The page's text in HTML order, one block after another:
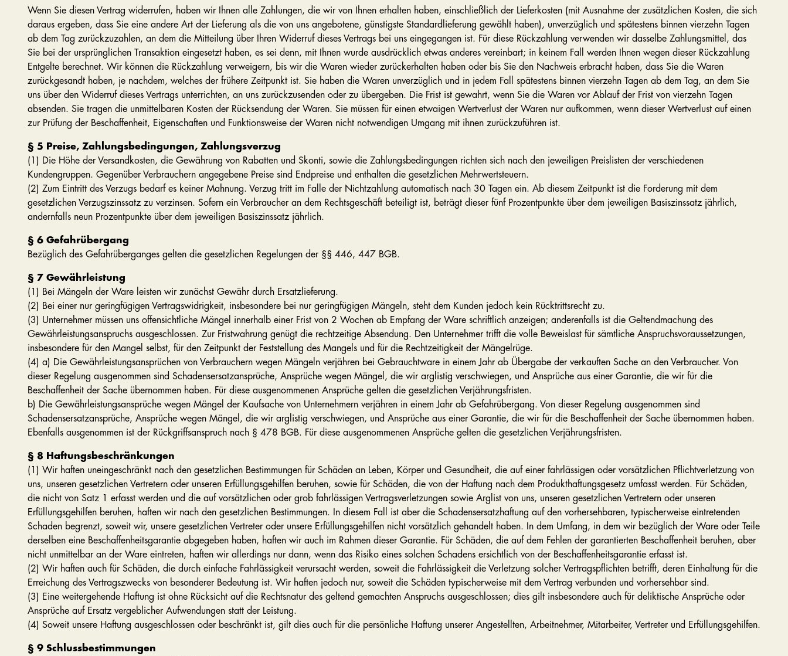
Wenn Sie diesen Vertrag widerrufen, haben wir Ihnen alle Zahlungen, die wir von Ihnen erhalten haben, einschließlich der Lieferkosten (mit Ausnahme der zusätzlichen Kosten, die sich
daraus ergeben, dass Sie eine andere Art der Lieferung als die von uns angebotene, günstigste Standardlieferung gewählt haben), unverzüglich und spätestens binnen vierzehn Tagen
ab dem Tag zurückzuzahlen, an dem die Mitteilung über Ihren Widerruf dieses Vertrags bei uns eingegangen ist. Für diese Rückzahlung verwenden wir dasselbe Zahlungsmittel, das
Sie bei der ursprünglichen Transaktion eingesetzt haben, es sei denn, mit Ihnen wurde ausdrücklich etwas anderes vereinbart; in keinem Fall werden Ihnen wegen dieser Rückzahlung
Entgelte berechnet. Wir können die Rückzahlung verweigern, bis wir die Waren wieder zurückerhalten haben oder bis Sie den Nachweis erbracht haben, dass Sie die Waren
zurückgesandt haben, je nachdem, welches der frühere Zeitpunkt ist. Sie haben die Waren unverzüglich und in jedem Fall spätestens binnen vierzehn Tagen ab dem Tag, an dem Sie
uns über den Widerruf dieses Vertrags unterrichten, an uns zurückzusenden oder zu übergeben. Die Frist ist gewahrt, wenn Sie die Waren vor Ablauf der Frist von vierzehn Tagen
absenden. Sie tragen die unmittelbaren Kosten der Rücksendung der Waren. Sie müssen für einen etwaigen Wertverlust der Waren nur aufkommen, wenn dieser Wertverlust auf einen
zur Prüfung der Beschaffenheit, Eigenschaften und Funktionsweise der Waren nicht notwendigen Umgang mit ihnen zurückzuführen ist.
§ 5 Preise, Zahlungsbedingungen, Zahlungsverzug
(1) Die Höhe der Versandkosten, die Gewährung von Rabatten und Skonti, sowie die Zahlungsbedingungen richten sich nach den jeweiligen Preislisten der verschiedenen
Kundengruppen. Gegenüber Verbrauchern angegebene Preise sind Endpreise und enthalten die gesetzlichen Mehrwertsteuern.
(2) Zum Eintritt des Verzugs bedarf es keiner Mahnung. Verzug tritt im Falle der Nichtzahlung automatisch nach 30 Tagen ein. Ab diesem Zeitpunkt ist die Forderung mit dem
gesetzlichen Verzugszinssatz zu verzinsen. Sofern ein Verbraucher an dem Rechtsgeschäft beteiligt ist, beträgt dieser fünf Prozentpunkte über dem jeweiligen Basiszinssatz jährlich,
andernfalls neun Prozentpunkte über dem jeweiligen Basiszinssatz jährlich.
§ 6 Gefahrübergang
Bezüglich des Gefahrüberganges gelten die gesetzlichen Regelungen der §§ 446, 447 BGB.
§ 7 Gewährleistung
(1) Bei Mängeln der Ware leisten wir zunächst Gewähr durch Ersatzlieferung.
(2) Bei einer nur geringfügigen Vertragswidrigkeit, insbesondere bei nur geringfügigen Mängeln, steht dem Kunden jedoch kein Rücktrittsrecht zu.
(3) Unternehmer müssen uns offensichtliche Mängel innerhalb einer Frist von 2 Wochen ab Empfang der Ware schriftlich anzeigen; anderenfalls ist die Geltendmachung des
Gewährleistungsanspruchs ausgeschlossen. Zur Fristwahrung genügt die rechtzeitige Absendung. Den Unternehmer trifft die volle Beweislast für sämtliche Anspruchsvoraussetzungen,
insbesondere für den Mangel selbst, für den Zeitpunkt der Feststellung des Mangels und für die Rechtzeitigkeit der Mängelrüge.
(4) a) Die Gewährleistungsansprüchen von Verbrauchern wegen Mängeln verjähren bei Gebrauchtware in einem Jahr ab Übergabe der verkauften Sache an den Verbraucher. Von
dieser Regelung ausgenommen sind Schadensersatzansprüche, Ansprüche wegen Mängel, die wir arglistig verschwiegen, und Ansprüche aus einer Garantie, die wir für die
Beschaffenheit der Sache übernommen haben. Für diese ausgenommenen Ansprüche gelten die gesetzlichen Verjährungsfristen.
b) Die Gewährleistungsansprüche wegen Mängel der Kaufsache von Unternehmern verjähren in einem Jahr ab Gefahrübergang. Von dieser Regelung ausgenommen sind
Schadensersatzansprüche, Ansprüche wegen Mängel, die wir arglistig verschwiegen, und Ansprüche aus einer Garantie, die wir für die Beschaffenheit der Sache übernommen haben.
Ebenfalls ausgenommen ist der Rückgriffsanspruch nach § 478 BGB. Für diese ausgenommenen Ansprüche gelten die gesetzlichen Verjährungsfristen.
§ 8 Haftungsbeschränkungen
(1) Wir haften uneingeschränkt nach den gesetzlichen Bestimmungen für Schäden an Leben, Körper und Gesundheit, die auf einer fahrlässigen oder vorsätzlichen Pflichtverletzung von
uns, unseren gesetzlichen Vertretern oder unseren Erfüllungsgehilfen beruhen, sowie für Schäden, die von der Haftung nach dem Produkthaftungsgesetz umfasst werden. Für Schäden,
die nicht von Satz 1 erfasst werden und die auf vorsätzlichen oder grob fahrlässigen Vertragsverletzungen sowie Arglist von uns, unseren gesetzlichen Vertretern oder unseren
Erfüllungsgehilfen beruhen, haften wir nach den gesetzlichen Bestimmungen. In diesem Fall ist aber die Schadensersatzhaftung auf den vorhersehbaren, typischerweise eintretenden
Schaden begrenzt, soweit wir, unsere gesetzlichen Vertreter oder unsere Erfüllungsgehilfen nicht vorsätzlich gehandelt haben. In dem Umfang, in dem wir bezüglich der Ware oder Teile
derselben eine Beschaffenheitsgarantie abgegeben haben, haften wir auch im Rahmen dieser Garantie. Für Schäden, die auf dem Fehlen der garantierten Beschaffenheit beruhen, aber
nicht unmittelbar an der Ware eintreten, haften wir allerdings nur dann, wenn das Risiko eines solchen Schadens ersichtlich von der Beschaffenheitsgarantie erfasst ist.
(2) Wir haften auch für Schäden, die durch einfache Fahrlässigkeit verursacht werden, soweit die Fahrlässigkeit die Verletzung solcher Vertragspflichten betrifft, deren Einhaltung für die
Erreichung des Vertragszwecks von besonderer Bedeutung ist. Wir haften jedoch nur, soweit die Schäden typischerweise mit dem Vertrag verbunden und vorhersehbar sind.
(3) Eine weitergehende Haftung ist ohne Rücksicht auf die Rechtsnatur des geltend gemachten Anspruchs ausgeschlossen; dies gilt insbesondere auch für deliktische Ansprüche oder
Ansprüche auf Ersatz vergeblicher Aufwendungen statt der Leistung.
(4) Soweit unsere Haftung ausgeschlossen oder beschränkt ist, gilt dies auch für die persönliche Haftung unserer Angestellten, Arbeitnehmer, Mitarbeiter, Vertreter und Erfüllungsgehilfen.
§ 9 Schlussbestimmungen